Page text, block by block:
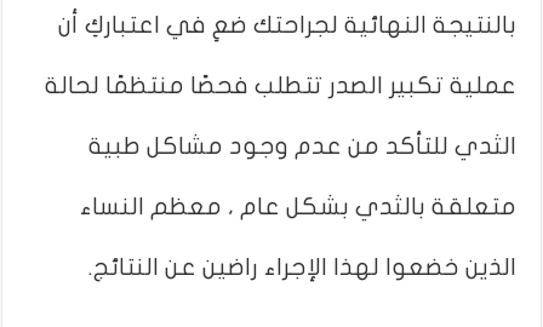
بالنتيجة النهائية لجراحتك ضعِ في اعتباركِ أن
عملية تكبير الصدر تتطلب فحصًا منتظمًا لحالة
الثدي للتأكد من عدم وجود مشاكل طبية
متعلقة بالثدي بشكل عام ، معظم النساء
الذين خضعوا لهذا الإجراء راضين عن النتائج.